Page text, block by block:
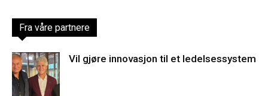
Fra våre partnere
Vil gjøre innovasjon til et ledelsessystem